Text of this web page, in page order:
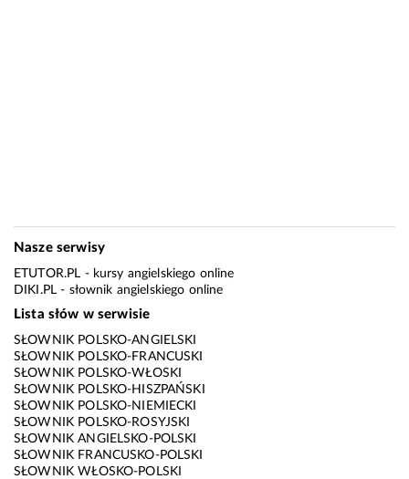
Nasze serwisy
ETUTOR.PL - kursy angielskiego online
DIKI.PL - słownik angielskiego online
Lista słów w serwisie
SŁOWNIK POLSKO-ANGIELSKI
SŁOWNIK POLSKO-FRANCUSKI
SŁOWNIK POLSKO-WŁOSKI
SŁOWNIK POLSKO-HISZPAŃSKI
SŁOWNIK POLSKO-NIEMIECKI
SŁOWNIK POLSKO-ROSYJSKI
SŁOWNIK ANGIELSKO-POLSKI
SŁOWNIK FRANCUSKO-POLSKI
SŁOWNIK WŁOSKO-POLSKI